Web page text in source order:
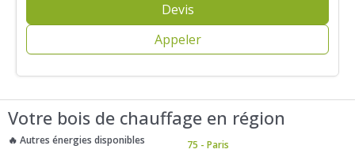
Devis
Appeler
Votre bois de chauffage en région
🔥 Autres énergies disponibles
75 - Paris